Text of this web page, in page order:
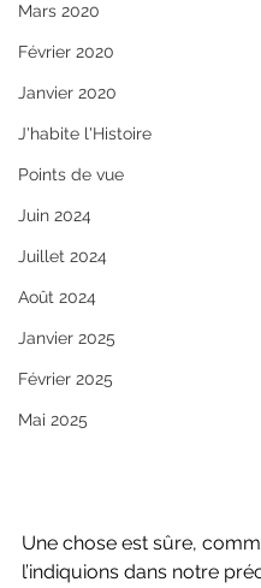
Mars 2020
Février 2020
Janvier 2020
J'habite l'Histoire
Points de vue
Juin 2024
Juillet 2024
Août 2024
Janvier 2025
Février 2025
Mai 2025
Une chose est sûre,
l’indiquions dans notre